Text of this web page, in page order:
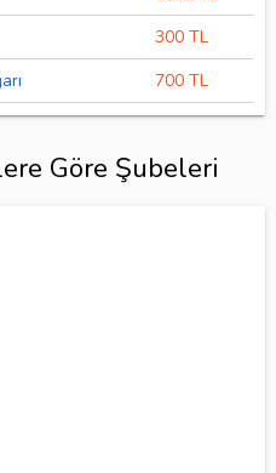
300 TL
700 TL
Göre Şubeleri